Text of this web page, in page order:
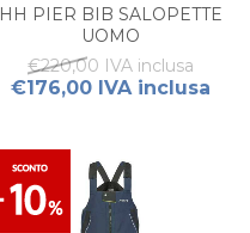
HH PIER BIB SALOPETTE
UOMO
€220,00 IVA inclusa
€176,00 IVA inclusa